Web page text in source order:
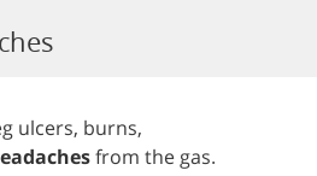
ulcers, burns,
from the gas.